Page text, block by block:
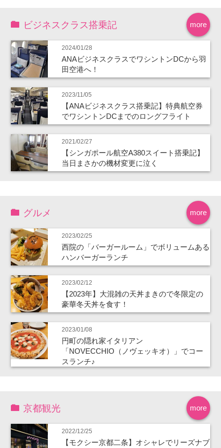
more
ビジネスクラス搭乗記
2024/01/28
ANAビジネスクラスでワシントンDCから羽
田空港へ！
2023/11/05
【ANAビジネスクラス搭乗記】特典航空券
でワシントンDCまでのロングフライト
2021/02/27
【シンガポール航空A380スイート搭乗記】
当日まさかの機材変更に泣く
more
グルメ
2023/02/25
西院の「バーガールーム」でボリュームある
ハンバーガーランチ
2023/02/12
【2023年】大混雑の天丼まきので冬限定の
豪華冬天丼を食す！
2023/01/08
円町の隠れ家イタリアン
「NOVECCHIO（ノヴェッキオ）」でコー
スランチ♪
more
京都観光
2022/12/25
【モクシー京都二条】オシャレでリーズナブ